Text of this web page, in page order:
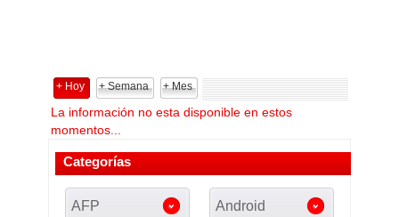
+ Hoy + Semana + Mes
La información no esta disponible en estos
momentos...
Categorías
AFP Android